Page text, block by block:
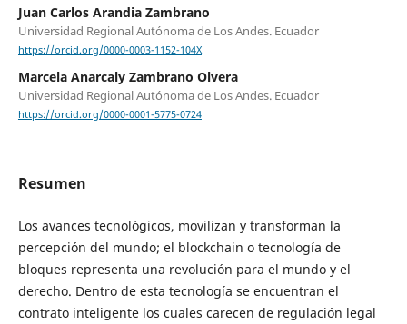
Juan Carlos Arandia Zambrano
Universidad Regional Autónoma de Los Andes. Ecuador
https://orcid.org/0000-0003-1152-104X
Marcela Anarcaly Zambrano Olvera
Universidad Regional Autónoma de Los Andes. Ecuador
https://orcid.org/0000-0001-5775-0724
Resumen
Los avances tecnológicos, movilizan y transforman la
percepción del mundo; el blockchain o tecnología de
bloques representa una revolución para el mundo y el
derecho. Dentro de esta tecnología se encuentran el
contrato inteligente los cuales carecen de regulación legal